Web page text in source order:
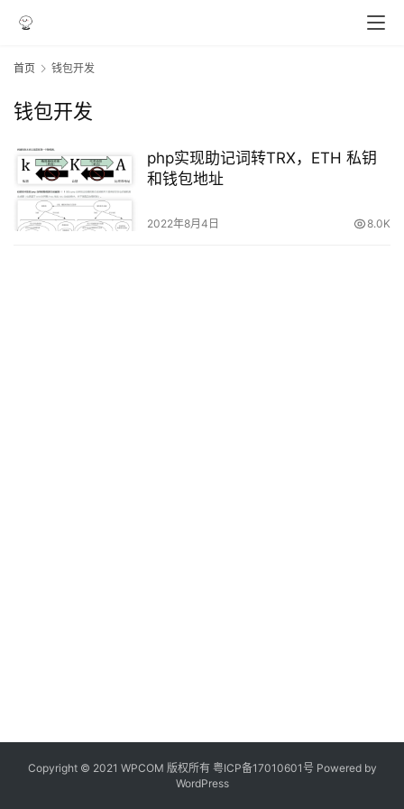
首页 钱包开发
钱包开发
php实现助记词转TRX，ETH 私钥
和钱包地址
2022年8月4日 8.0K
Copyright © 2021 WPCOM 版权所有 粤ICP备17010601号 Powered by
WordPress